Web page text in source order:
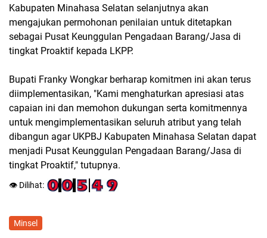
Kabupaten Minahasa Selatan selanjutnya akan
mengajukan permohonan penilaian untuk ditetapkan
sebagai Pusat Keunggulan Pengadaan Barang/Jasa di
tingkat Proaktif kepada LKPP.
Bupati Franky Wongkar berharap komitmen ini akan terus
diimplementasikan, "Kami menghaturkan apresiasi atas
capaian ini dan memohon dukungan serta komitmennya
untuk mengimplementasikan seluruh atribut yang telah
dibangun agar UKPBJ Kabupaten Minahasa Selatan dapat
menjadi Pusat Keunggulan Pengadaan Barang/Jasa di
tingkat Proaktif," tutupnya.
👁️ Dilihat:
Minsel